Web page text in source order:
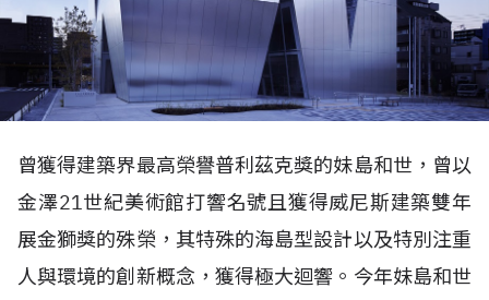
曾獲得建築界最高榮譽普利茲克獎的妹島和世，曾以
金澤21世紀美術館打響名號且獲得威尼斯建築雙年
展金獅獎的殊榮，其特殊的海島型設計以及特別注重
人與環境的創新概念，獲得極大迴響。今年妹島和世